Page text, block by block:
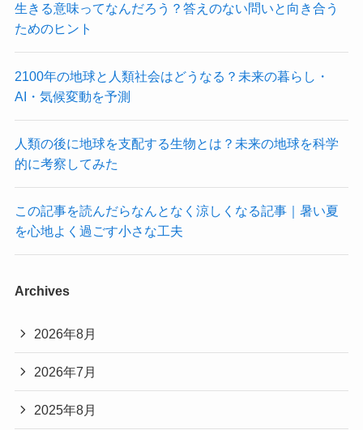
生きる意味ってなんだろう？答えのない問いと向き合う
ためのヒント
2100年の地球と人類社会はどうなる？未来の暮らし・
AI・気候変動を予測
人類の後に地球を支配する生物とは？未来の地球を科学
的に考察してみた
この記事を読んだらなんとなく涼しくなる記事｜暑い夏
を心地よく過ごす小さな工夫
Archives
2026年8月
2026年7月
2025年8月